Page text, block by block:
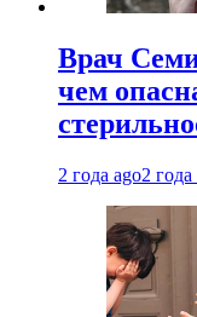
Врач
чем
2 года ago2 года